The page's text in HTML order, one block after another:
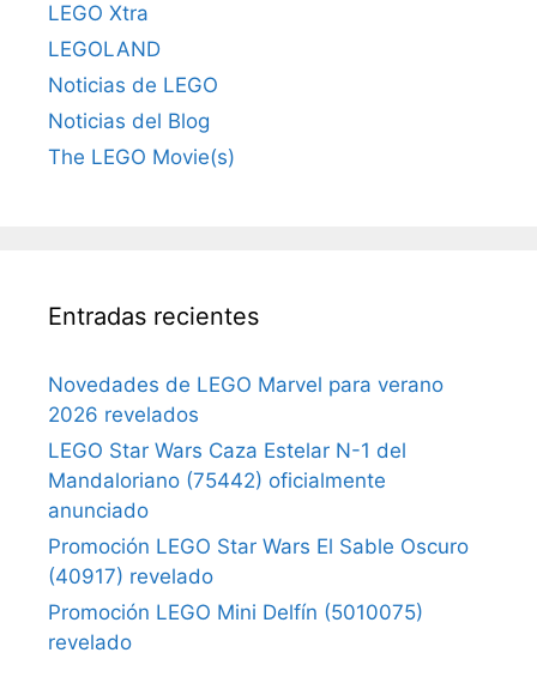
LEGO Xtra
LEGOLAND
Noticias de LEGO
Noticias del Blog
The LEGO Movie(s)
Entradas recientes
Novedades de LEGO Marvel para verano
2026 revelados
LEGO Star Wars Caza Estelar N-1 del
Mandaloriano (75442) oficialmente
anunciado
Promoción LEGO Star Wars El Sable Oscuro
(40917) revelado
Promoción LEGO Mini Delfín (5010075)
revelado